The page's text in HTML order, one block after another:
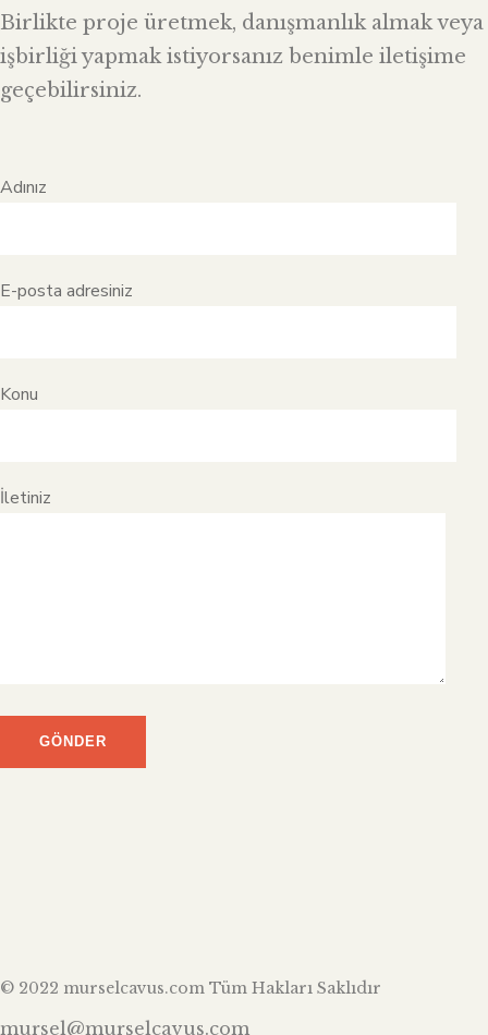
Birlikte proje üretmek, danışmanlık almak veya
işbirliği yapmak istiyorsanız benimle iletişime
geçebilirsiniz.
Adınız
E-posta adresiniz
Konu
İletiniz
© 2022 murselcavus.com Tüm Hakları Saklıdır
mursel@murselcavus.com